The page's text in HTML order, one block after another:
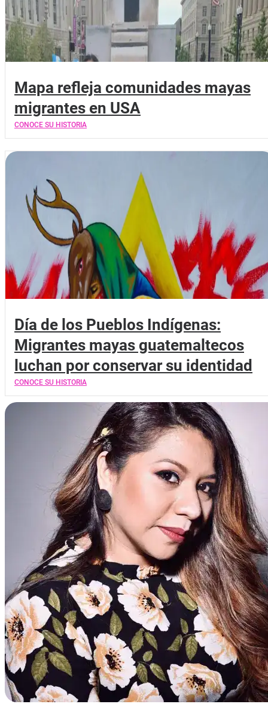
Mapa refleja comunidades mayas
migrantes en USA
CONOCE SU HISTORIA
Día de los Pueblos Indígenas:
Migrantes mayas guatemaltecos
luchan por conservar su identidad
CONOCE SU HISTORIA